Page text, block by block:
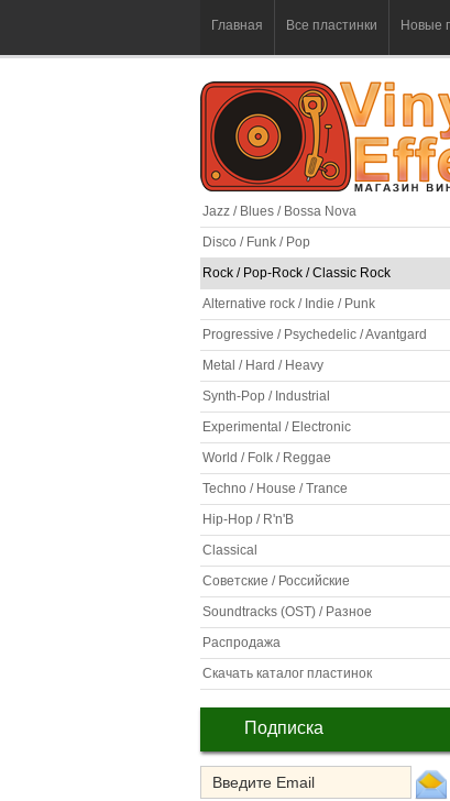
Главная Все пластинки Новые
Jazz / Blues / Bossa Nova
Disco / Funk / Pop
Rock / Pop-Rock / Classic Rock
Alternative rock / Indie / Punk
Progressive / Psychedelic / Avantgard
Metal / Hard / Heavy
Synth-Pop / Industrial
Experimental / Electronic
World / Folk / Reggae
Techno / House / Trance
Hip-Hop / R'n'B
Classical
Советские / Российские
Soundtracks (OST) / Разное
Распродажа
Скачать каталог пластинок
Подписка